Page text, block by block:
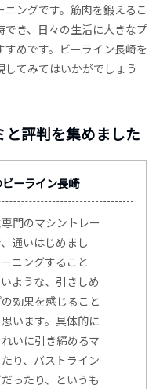
ングです。筋肉を鍛えるこ
でき、日々の生活に大きなプ
めです。ビーライン長崎を
てみてはいかがでしょう
と評判を集めました
ーライン長崎
門のマシントレー
通いはじめまし
ニングすること
ような、引きしめ
効果を感じること
います。具体的に
いに引き締めるマ
り、バストライン
ったり、というも